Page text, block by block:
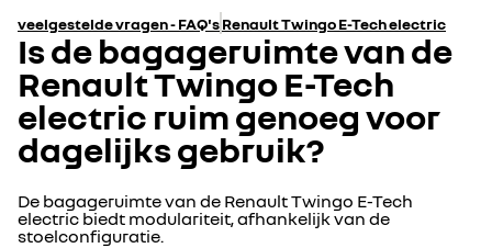
veelgestelde vragen - FAQ'sRenault Twingo E-Tech electric
Is de bagageruimte van de
Renault Twingo E-Tech
electric ruim genoeg voor
dagelijks gebruik?
De bagageruimte van de Renault Twingo E-Tech
electric biedt modulariteit, afhankelijk van de
stoelconfiguratie.